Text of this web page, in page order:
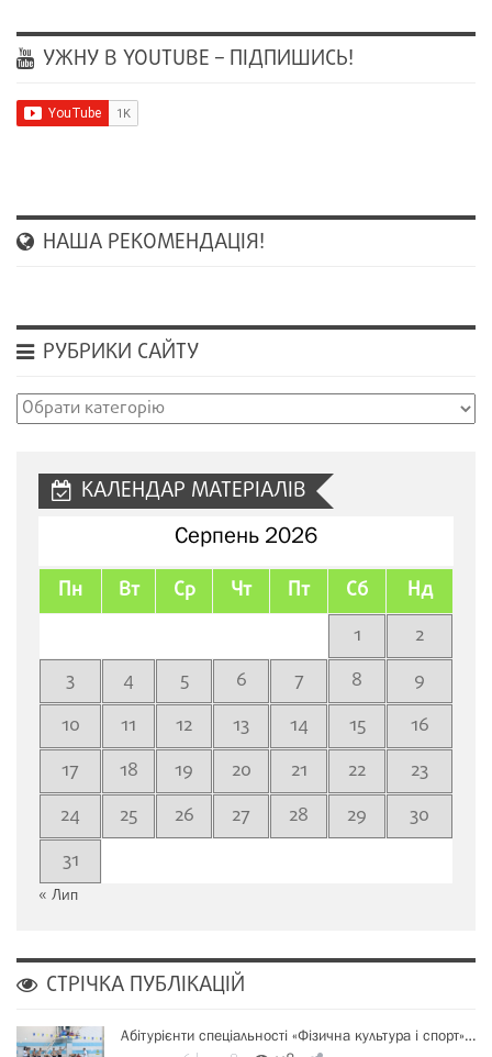
УЖНУ В YOUTUBE – ПІДПИШИСЬ!
НАША РЕКОМЕНДАЦІЯ!
РУБРИКИ САЙТУ
Рубрики
КАЛЕНДАР МАТЕРІАЛІВ
Серпень 2026
Пн Вт Ср Чт Пт Сб Нд
1
2
3
4 5 6 7 8
9
10
11 12 13 14 15
16
17
18 19 20 21 22
23
24
25 26 27 28 29
30
31
« Лип
СТРІЧКА ПУБЛІКАЦІЙ
Абітурієнти спеціальності «Фізична культура і спорт»…